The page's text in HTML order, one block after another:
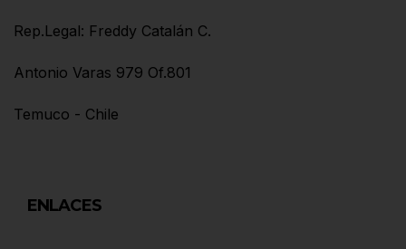
Rep.Legal: Freddy Catalán C.
Antonio Varas 979 Of.801
Temuco - Chile
ENLACES